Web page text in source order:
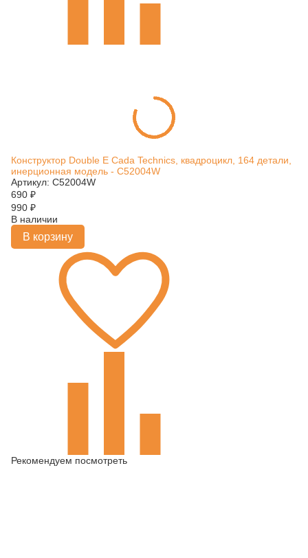
Конструктор Double E Cada Technics, квадроцикл, 164 детали,
инерционная модель - C52004W
Артикул: C52004W
690 ₽
990 ₽
В наличии
В корзину
Рекомендуем посмотреть